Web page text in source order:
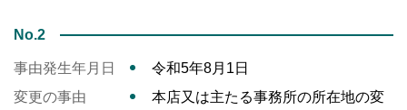
No.2
事由発生年月日
令和5年8月1日
変更の事由
本店又は主たる事務所の所在地の変